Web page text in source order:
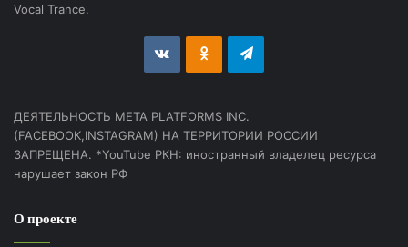
Vocal Trance.
vk.com Odnoklassniki
Telegram
ДЕЯТЕЛЬНОСТЬ МЕТА PLATFORMS INC.
(FACEBOOK,INSTAGRAM) НА ТЕРРИТОРИИ РОССИИ
ЗАПРЕЩЕНА. *YouTube РКН: иностранный владелец ресурса
нарушает закон РФ
О проекте